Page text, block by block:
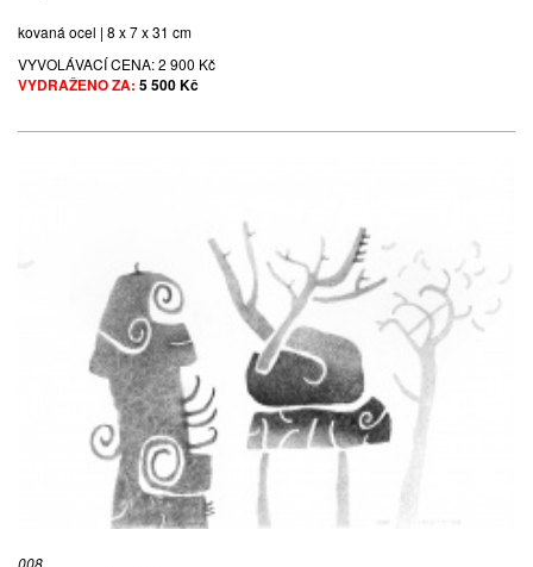
kovaná ocel | 8 x 7 x 31 cm
VYVOLÁVACÍ CENA:2 900 Kč
VYDRAŽENO ZA: 5 500 Kč
008